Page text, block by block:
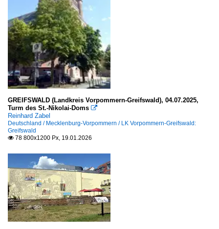
Metz
Riquewihr
Straßburg (Strasbourg)
Provence-Alpes-Côte d'Azur
Avignon
Dept. Alpes-Maritime
Fürstentum Monaco
Italien
Ligurien
Dolceacqua
GREIFSWALD (Landkreis Vorpommern-Greifswald), 04.07.2025,
Turm des St.-Nikolai-Doms 
Reinhard Zabel
Deutschland / Mecklenburg-Vorpommern / LK Vorpommern-Greifswald:
Greifswald
 78 800x1200 Px, 19.01.2026